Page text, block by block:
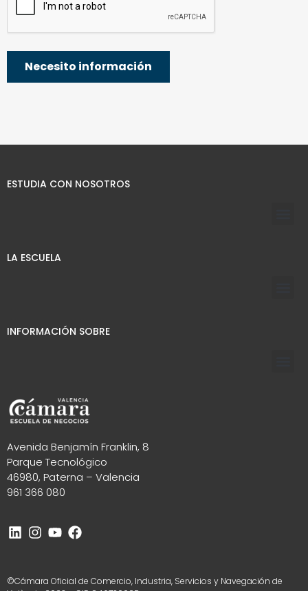
ESTUDIA CON NOSOTROS
LA ESCUELA
INFORMACIÓN SOBRE
Avenida Benjamín Franklin, 8
Parque Tecnológico
46980, Paterna – Valencia
961 366 080
©Cámara Oficial de Comercio, Industria, Servicios y Navegación de